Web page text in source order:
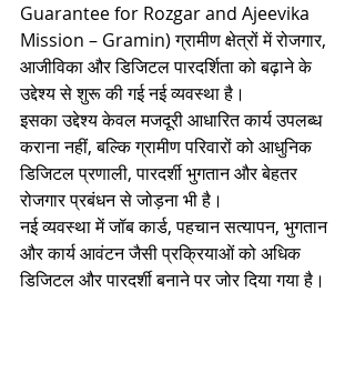
Guarantee for Rozgar and Ajeevika
Mission – Gramin) ग्रामीण क्षेत्रों में रोजगार,
आजीविका और डिजिटल पारदर्शिता को बढ़ाने के
उद्देश्य से शुरू की गई नई व्यवस्था है।
इसका उद्देश्य केवल मजदूरी आधारित कार्य उपलब्ध
कराना नहीं, बल्कि ग्रामीण परिवारों को आधुनिक
डिजिटल प्रणाली, पारदर्शी भुगतान और बेहतर
रोजगार प्रबंधन से जोड़ना भी है।
नई व्यवस्था में जॉब कार्ड, पहचान सत्यापन, भुगतान
और कार्य आवंटन जैसी प्रक्रियाओं को अधिक
डिजिटल और पारदर्शी बनाने पर जोर दिया गया है।